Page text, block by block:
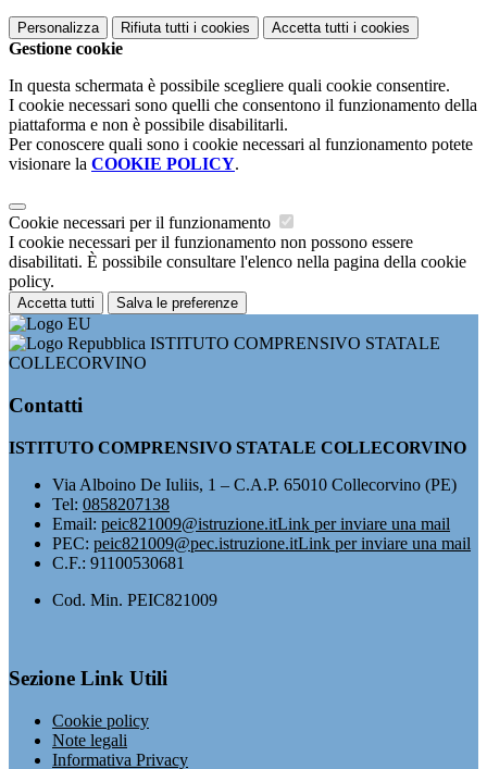
Personalizza Rifiuta tutti i cookies Accetta tutti i cookies
Gestione cookie
In questa schermata è possibile scegliere quali cookie consentire.
I cookie necessari sono quelli che consentono il funzionamento della
piattaforma e non è possibile disabilitarli.
Per conoscere quali sono i cookie necessari al funzionamento potete
visionare la COOKIE POLICY.
Cookie necessari per il funzionamento
I cookie necessari per il funzionamento non possono essere
disabilitati. È possibile consultare l'elenco nella pagina della cookie
policy.
Accetta tutti Salva le preferenze
ISTITUTO COMPRENSIVO STATALE
COLLECORVINO
Contatti
ISTITUTO COMPRENSIVO STATALE COLLECORVINO
Via Alboino De Iuliis, 1 – C.A.P. 65010 Collecorvino (PE)
Tel: 0858207138
Email: peic821009@istruzione.itLink per inviare una mail
PEC: peic821009@pec.istruzione.itLink per inviare una mail
C.F.: 91100530681
Cod. Min. PEIC821009
Sezione Link Utili
Cookie policy
Note legali
Informativa Privacy